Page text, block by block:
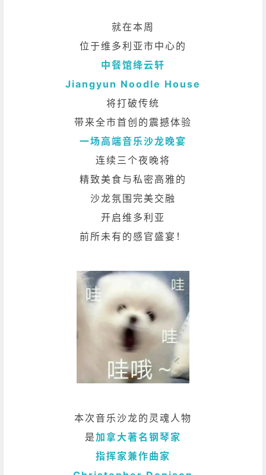
就在本周
位于维多利亚市中心的
中餐馆绛云轩
Jiangyun Noodle House
将打破传统
带来全市首创的震撼体验
一场高端音乐沙龙晚宴
连续三个夜晚将
精致美食与私密高雅的
沙龙氛围完美交融
开启维多利亚
前所未有的感官盛宴！
本次音乐沙龙的灵魂人物
是加拿大著名钢琴家
指挥家兼作曲家